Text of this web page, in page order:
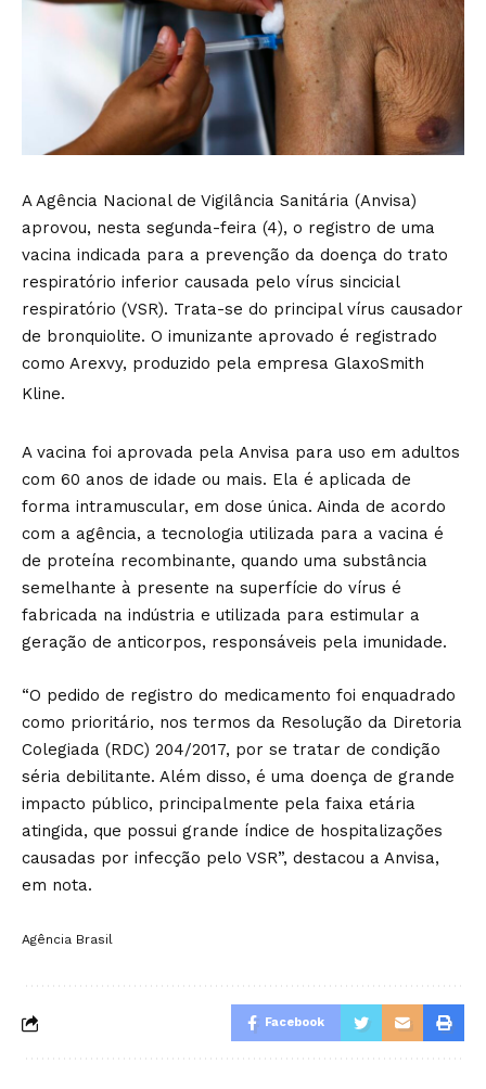
A Agência Nacional de Vigilância Sanitária (Anvisa)
aprovou, nesta segunda-feira (4), o registro de uma
vacina indicada para a prevenção da doença do trato
respiratório inferior causada pelo vírus sincicial
respiratório (VSR). Trata-se do principal vírus causador
de bronquiolite. O imunizante aprovado é registrado
como Arexvy, produzido pela empresa GlaxoSmith
Kline.
A vacina foi aprovada pela Anvisa para uso em adultos
com 60 anos de idade ou mais. Ela é aplicada de
forma intramuscular, em dose única. Ainda de acordo
com a agência, a tecnologia utilizada para a vacina é
de proteína recombinante, quando uma substância
semelhante à presente na superfície do vírus é
fabricada na indústria e utilizada para estimular a
geração de anticorpos, responsáveis pela imunidade.
“O pedido de registro do medicamento foi enquadrado
como prioritário, nos termos da Resolução da Diretoria
Colegiada (RDC) 204/2017, por se tratar de condição
séria debilitante. Além disso, é uma doença de grande
impacto público, principalmente pela faixa etária
atingida, que possui grande índice de hospitalizações
causadas por infecção pelo VSR”, destacou a Anvisa,
em nota.
Agência Brasil
Facebook